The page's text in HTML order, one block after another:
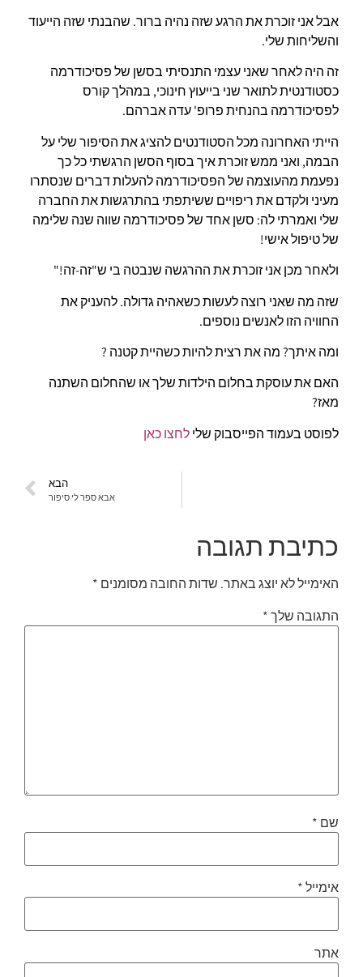
אבל אני זוכרת את הרגע שזה נהיה ברור. שהבנתי שזה הייעוד
והשליחות שלי.
זה היה לאחר שאני עצמי התנסיתי בסשן של פסיכודרמה
כסטודנטית לתואר שני בייעוץ חינוכי, במהלך קורס
לפסיכודרמה בהנחית פרופ' עדה אברהם.
הייתי האחרונה מכל הסטודנטים להציג את הסיפור שלי על
הבמה, ואני ממש זוכרת איך בסוף הסשן הרגשתי כל כך
נפעמת מהעוצמה של הפסיכודרמה להעלות דברים שנסתרו
מעיני ולקדם את ריפויים ששיתפתי בהתרגשות את החברה
שלי ואמרתי לה: סשן אחד של פסיכודרמה שווה שנה שלימה
של טיפול אישי!
ולאחר מכן אני זוכרת את ההרגשה שנבטה בי ש"זה-זה!"
שזה מה שאני רוצה לעשות כשאהיה גדולה. להעניק את
החוויה הזו לאנשים נוספים.
ומה איתך? מה את רצית להיות כשהיית קטנה ?
האם את עוסקת בחלום הילדות שלך או שהחלום השתנה
מאז?
לפוסט בעמוד הפייסבוק שלילחצו כאן
הבא
אבא ספר לי סיפור
כתיבת תגובה
האימייל לא יוצג באתר. שדות החובה מסומנים *
התגובה שלך*
שם *
אימייל*
אתר